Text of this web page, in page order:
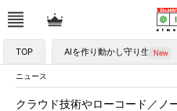
TOP AIを作り動かし守り生かす
ニュース
クラウド技術やローコード／ノ